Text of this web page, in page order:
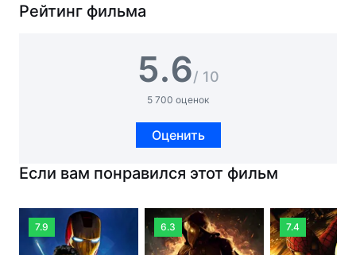
Рейтинг фильма
5.6/ 10
5 700 оценок
Оценить
Если вам понравился этот фильм
7.9 6.3 7.4